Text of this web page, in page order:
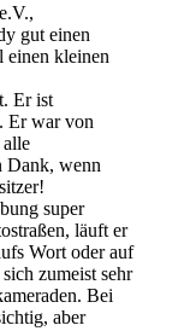
gut einen
einen kleinen
Er ist
Er war von
alle
Dank, wenn
super
läuft er
Wort oder auf
zumeist sehr
Bei
aber